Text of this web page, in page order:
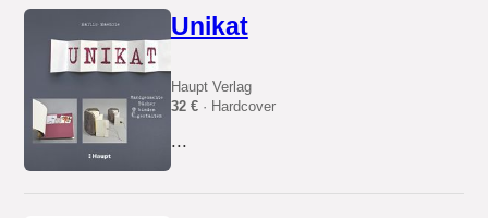
Unikat
Haupt Verlag
32 €· Hardcover
...